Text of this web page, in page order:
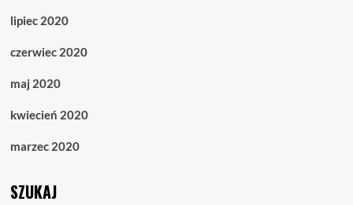
lipiec 2020
czerwiec 2020
maj 2020
kwiecień 2020
marzec 2020
SZUKAJ